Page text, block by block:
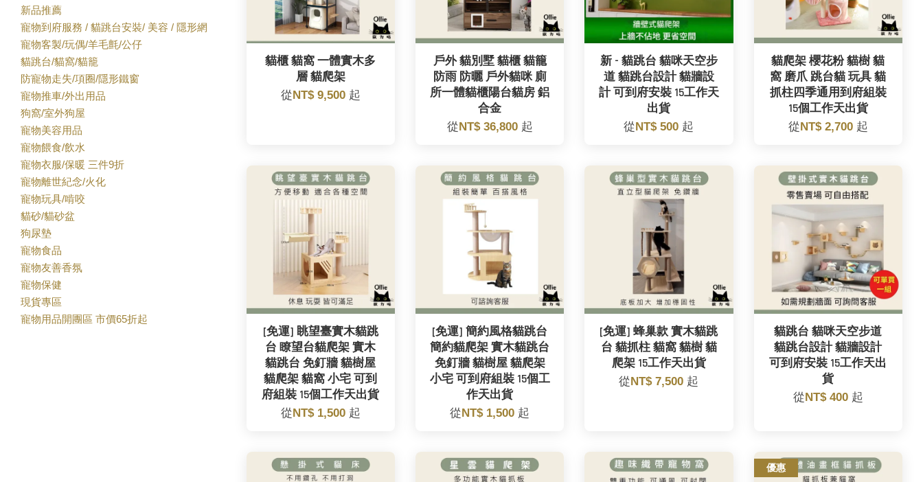
新品推薦
寵物到府服務 / 貓跳台安裝/ 美容 / 隱形網
寵物客製/玩偶/羊毛氈/公仔
貓跳台/貓窩/貓籠
防寵物走失/項圈/隱形鐵窗
寵物推車/外出用品
狗窩/室外狗屋
寵物美容用品
寵物餵食/飲水
寵物衣服/保暖 三件9折
寵物離世紀念/火化
寵物玩具/啃咬
貓砂/貓砂盆
狗尿墊
寵物食品
寵物友善香氛
寵物保健
現貨專區
寵物用品開團區 市價65折起
貓櫃 貓窩 一體實木多
層 貓爬架
從NT$ 9,500 起
戶外 貓別墅 貓櫃 貓籠
防雨 防曬 戶外貓咪 廁
所一體貓櫃陽台貓房 鋁
合金
從NT$ 36,800 起
新 - 貓跳台 貓咪天空步
道 貓跳台設計 貓牆設
計 可到府安裝 15工作天
出貨
從NT$ 500 起
貓爬架 櫻花粉 貓樹 貓
窩 磨爪 跳台貓 玩具 貓
抓柱四季通用到府組裝
15個工作天出貨
從NT$ 2,700 起
[免運] 眺望臺實木貓跳
台 瞭望台貓爬架 實木
貓跳台 免釘牆 貓樹屋
貓爬架 貓窩 小宅 可到
府組裝 15個工作天出貨
從NT$ 1,500 起
[免運] 簡約風格貓跳台
簡約貓爬架 實木貓跳台
免釘牆 貓樹屋 貓爬架
小宅 可到府組裝 15個工
作天出貨
從NT$ 1,500 起
[免運] 蜂巢款 實木貓跳
台 貓抓柱 貓窩 貓樹 貓
爬架 15工作天出貨
從NT$ 7,500 起
貓跳台 貓咪天空步道
貓跳台設計 貓牆設計
可到府安裝 15工作天出
貨
從NT$ 400 起
優惠